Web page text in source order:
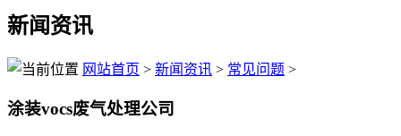
新闻资讯
网站首页 > 新闻资讯 > 常见问题 >
涂装vocs废气处理公司